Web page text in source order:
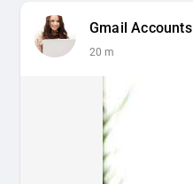
Gmail Accounts
20 m